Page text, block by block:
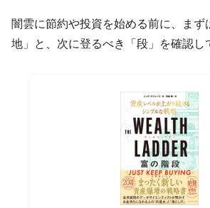
闇雲に節約や投資を始める前に、まず
地」と、次に登るべき「段」を確認し